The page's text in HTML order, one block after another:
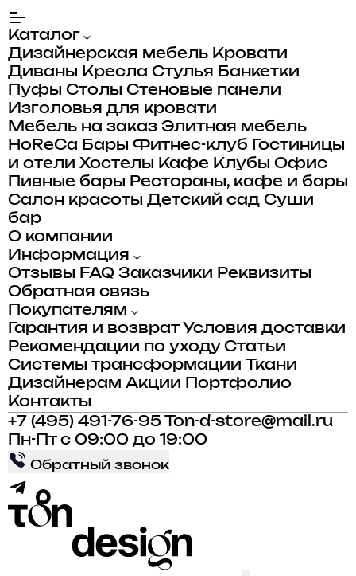
Каталог
Дизайнерская мебель Кровати
Диваны Кресла Стулья Банкетки
Пуфы Столы Стеновые панели
Изголовья для кровати
Мебель на заказ Элитная мебель
HoReCa Бары Фитнес-клуб
Гостиницы
и отели Хостелы Кафе Клубы Офис
Пивные бары Рестораны, кафе и бары
Салон красоты Детский сад Суши
бар
О компании
Информация
Отзывы FAQ Заказчики Реквизиты
Обратная связь
Покупателям
Гарантия и возврат Условия доставки
Рекомендации по уходу Статьи
Системы трансформации
Ткани
Дизайнерам Акции
Портфолио
Контакты
+7 (495) 491-76-95
Ton-d-store@mail.ru
Пн-Пт с 09:00 до 19:00
Обратный звонок